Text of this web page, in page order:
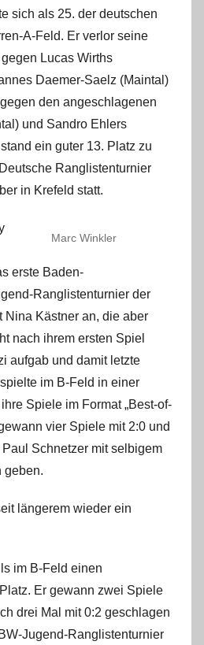
sich als 25. der deutschen
A-Feld. Er verlor seine
Lucas Wirths
Daemer-Saelz (Maintal)
den angeschlagenen
und Sandro Ehlers
ein guter 13. Platz zu
Ranglistenturnier
in Krefeld statt.
Marc Winkler
erste Baden-
Ranglistenturnier der
Nina Kästner an, die aber
nach ihrem ersten Spiel
aufgab und damit letzte
im B-Feld in einer
Spiele im Format „Best-of-
vier Spiele mit 2:0 und
Schnetzer mitselbigem
geben.
längerem wieder ein
im B-Feld einen
Er gewann zwei Spiele
drei Mal mit 0:2 geschlagen
Jugend-Ranglistenturnier